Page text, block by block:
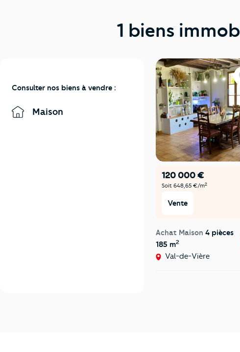
1 biens
Consulter nos biens à vendre :
Maison
120 000 €
Soit 648,65 €/m2
Vente
Achat Maison 4 pièces
185 m2
Val-de-Vière